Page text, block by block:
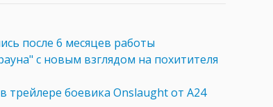
после 6 месяцев работы
с новым взглядом на похитителя
трейлере боевика Onslaught от A24